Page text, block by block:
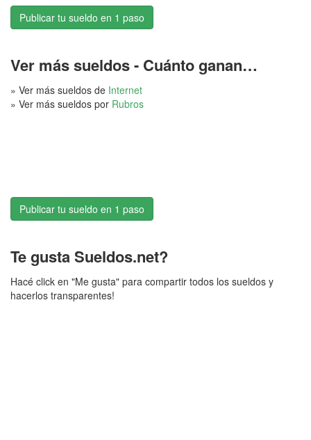
Publicar tu sueldo en 1 paso
Ver más sueldos - Cuánto ganan…
» Ver más sueldos de Internet
» Ver más sueldos por Rubros
Publicar tu sueldo en 1 paso
Te gusta Sueldos.net?
Hacé click en "Me gusta" para compartir todos los sueldos y
hacerlos transparentes!